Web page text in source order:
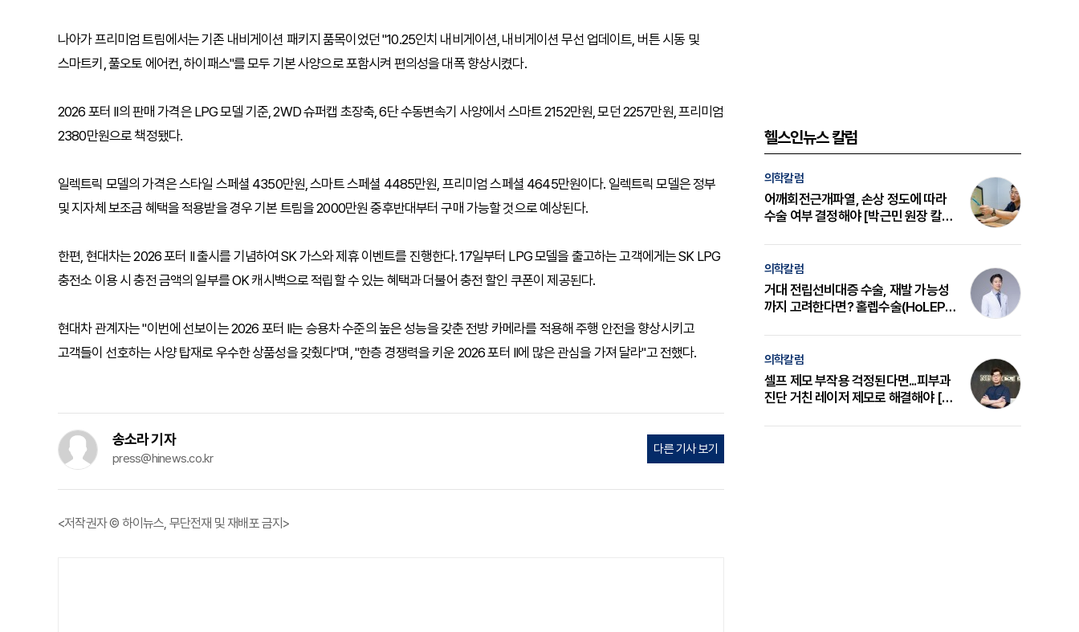
나아가 프리미엄 트림에서는 기존 내비게이션 패키지 품목이었던 "10.25인치 내비게이션, 내비게이션 무선 업데이트, 버튼 시동 및
스마트키, 풀오토 에어컨, 하이패스"를 모두 기본 사양으로 포함시켜 편의성을 대폭 향상시켰다.
2026 포터 II의 판매 가격은 LPG 모델 기준, 2WD 슈퍼캡 초장축, 6단 수동변속기 사양에서 스마트 2152만원, 모던 2257만원, 프리미엄
2380만원으로 책정됐다.
일렉트릭 모델의 가격은 스타일 스페셜 4350만원, 스마트 스페셜 4485만원, 프리미엄 스페셜 4645만원이다. 일렉트릭 모델은 정부
및 지자체 보조금 혜택을 적용받을 경우 기본 트림을 2000만원 중후반대부터 구매 가능할 것으로 예상된다.
한편, 현대차는 2026 포터 II 출시를 기념하여 SK 가스와 제휴 이벤트를 진행한다. 17일부터 LPG 모델을 출고하는 고객에게는 SK LPG
충전소 이용 시 충전 금액의 일부를 OK 캐시백으로 적립할 수 있는 혜택과 더불어 충전 할인 쿠폰이 제공된다.
현대차 관계자는 "이번에 선보이는 2026 포터 II는 승용차 수준의 높은 성능을 갖춘 전방 카메라를 적용해 주행 안전을 향상시키고
고객들이 선호하는 사양 탑재로 우수한 상품성을 갖췄다"며, "한층 경쟁력을 키운 2026 포터 II에 많은 관심을 가져 달라"고 전했다.
송소라 기자
press@hinews.co.kr
다른 기사 보기
<저작권자 © 하이뉴스, 무단전재 및 재배포 금지>
헬스인뉴스 칼럼
의학칼럼
어깨회전근개파열, 손상 정도에 따라
수술 여부 결정해야 [박근민 원장 칼
의학칼럼
거대 전립선비대증 수술, 재발 가능성
까지 고려한다면? 홀렙수술(HoLEP)
의학칼럼
셀프 제모 부작용 걱정된다면...피부과
진단 거친 레이저 제모로 해결해야 [변